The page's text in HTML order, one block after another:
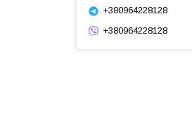
+380964228128
+380964228128